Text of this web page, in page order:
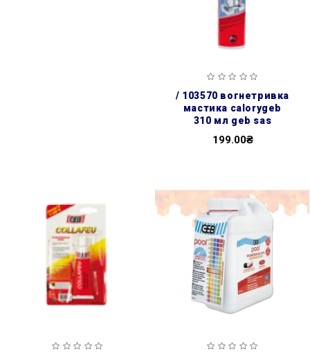
/ 103570 вогнетривка
мастика calorygeb
310 мл geb sas
199.00₴